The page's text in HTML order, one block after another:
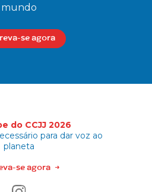
mundo
se agora
do CCJJ 2026
para dar voz ao
planeta
se agora →